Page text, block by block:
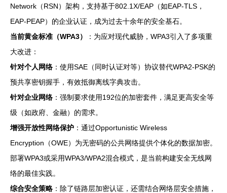
Network（RSN）架构，支持基于802.1X/EAP（如EAP-TLS，
EAP-PEAP）的企业认证，成为过去十余年的安全基石。
当前黄金标准（WPA3）
：为应对现代威胁，WPA3引入了多项重
大改进：
针对个人网络 ：使用SAE（同时认证对等）协议替代WPA2-PSK的
预共享密钥握手，有效抵御离线字典攻击。
针对企业网络 ：强制要求使用192位的加密套件，满足更高安全等
级（如政府、金融）的需求。
增强开放性网络保护 ：通过Opportunistic Wireless
Encryption（OWE）为无密码的公共网络提供个体化的数据加密。
部署WPA3或采用WPA3/WPA2混合模式，是当前构建安全无线网
络的最佳实践。
综合安全策略 ：除了链路层加密认证，还需结合网络层安全措施，